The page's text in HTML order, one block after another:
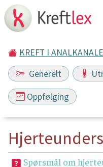
KREFT I
Generelt
Oppfølging
Spørsmål om